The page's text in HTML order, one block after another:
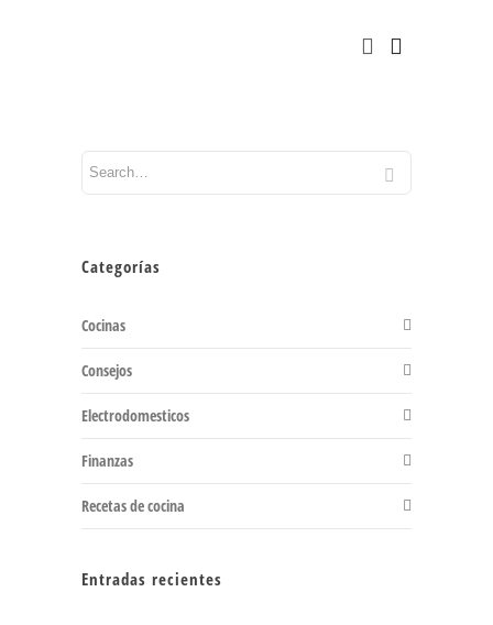
Categorías
Cocinas
Consejos
Electrodomesticos
Finanzas
Recetas de cocina
Entradas recientes